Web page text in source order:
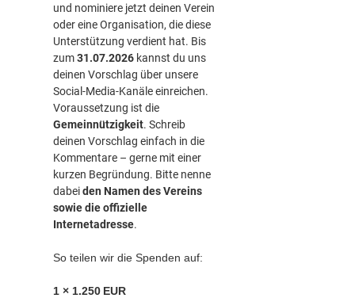
und nominiere jetzt deinen Verein
oder eine Organisation, die diese
Unterstützung verdient hat. Bis
zum31.07.2026 kannst du uns
deinen Vorschlag über unsere
Social-Media-Kanäle einreichen.
Voraussetzung ist die
Gemeinnützigkeit. Schreib
deinen Vorschlag einfach in die
Kommentare – gerne mit einer
kurzen Begründung. Bitte nenne
dabeiden Namen des Vereins
sowie die offizielle
Internetadresse.
So teilen wir die Spenden auf:
1 × 1.250 EUR